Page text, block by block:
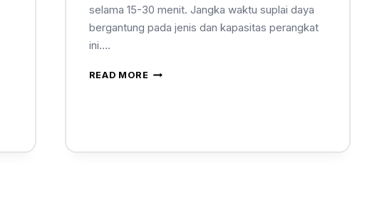
selama 15-30 menit. Jangka waktu suplai daya
bergantung pada jenis dan kapasitas perangkat
ini….
READ MORE